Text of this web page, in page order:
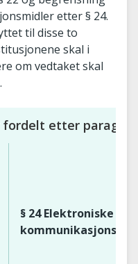
etter § 24.
til disse to
skal i
om vedtaket skal
etter
§ 24 Elektroniske